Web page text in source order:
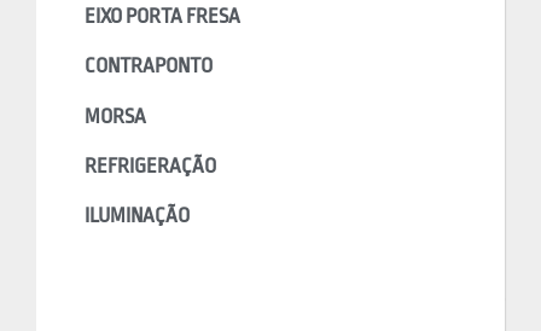
EIXO PORTA FRESA
CONTRAPONTO
MORSA
REFRIGERAÇÃO
ILUMINAÇÃO